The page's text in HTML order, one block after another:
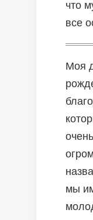
что
все
Моя
мы